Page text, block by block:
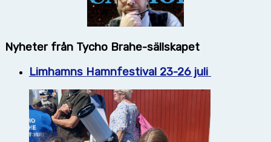
Nyheter från Tycho Brahe-sällskapet
Limhamns Hamnfestival 23-26 juli